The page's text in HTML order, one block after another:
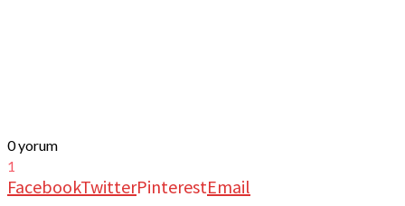
0 yorum
1
FacebookTwitterPinterestEmail